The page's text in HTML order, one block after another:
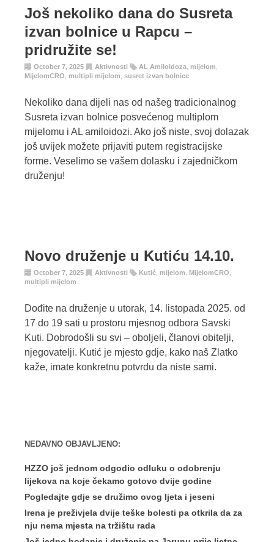
Još nekoliko dana do Susreta
izvan bolnice u Rapcu –
pridružite se!
October 7, 2025 Aktivnosti AL Amiloidoza mijelom
MijelomCRO
multipli mijelom susret izvan bolnice
Nekoliko dana dijeli nas od našeg tradicionalnog
Susreta izvan bolnice posvećenog multiplom
mijelomu i AL amiloidozi. Ako još niste, svoj dolazak
još uvijek možete prijaviti putem registracijske
forme. Veselimo se vašem dolasku i zajedničkom
druženju!
Novo druženje u Kutiću 14.10.
October 7, 2025 Aktivnosti Kutić mijelom MijelomCRO
multipli mijelom
Dođite na druženje u utorak, 14. listopada 2025. od
17 do 19 sati u prostoru mjesnog odbora Savski
Kuti. Dobrodošli su svi – oboljeli, članovi obitelji,
njegovatelji. Kutić je mjesto gdje, kako naš Zlatko
kaže, imate konkretnu potvrdu da niste sami.
NEDAVNO OBJAVLJENO:
HZZO još jednom odgodio odluku o odobrenju
lijekova na koje čekamo gotovo dvije godine
Pogledajte gdje se družimo ovog ljeta i jeseni
Irena je preživjela dvije teške bolesti pa otkrila da za
nju nema mjesta na tržištu rada